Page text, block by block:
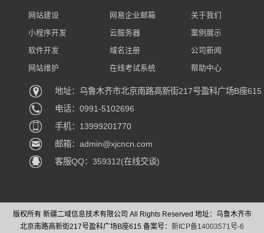
网站建设
小程序开发
软件开发
网站维护
网易企业邮箱
云服务器
域名注册
在线考试系统
关于我们
案例展示
公司新闻
帮助中心
地址：乌鲁木齐市北京南路高新街217号盈科广场B座615
电话：0991-5102696
手机：13999201770
邮箱：admin@xjcncn.com
客服QQ：359312(在线交谈)
版权所有 新疆二域信息技术有限公司 All Rights Reserved 地址：乌鲁木齐市
北京南路高新街217号盈科广场B座615 备案号： 新ICP备14003571号-6